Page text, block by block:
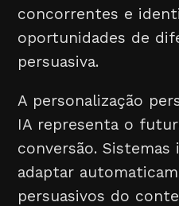
concorrentes e
oportunidades de
persuasiva.
A personalização
IA representa o
conversão.
adaptar
persuasivos do